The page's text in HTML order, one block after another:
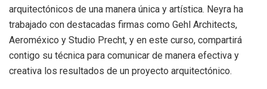
arquitectónicos de una manera única y artística. Neyra ha
trabajado con destacadas firmas como Gehl Architects,
Aeroméxico y Studio Precht, y en este curso, compartirá
contigo su técnica para comunicar de manera efectiva y
creativa los resultados de un proyecto arquitectónico.